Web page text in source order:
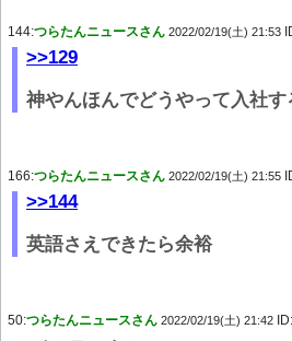
144:つらたんニュースさん 2022/02/19(土) 21:53
>>129
神やんほんでどうやって入社す
166:つらたんニュースさん 2022/02/19(土) 21:55
>>144
英語さえできたら余裕
50:つらたんニュースさん 2022/02/19(土) 21:42 ID: